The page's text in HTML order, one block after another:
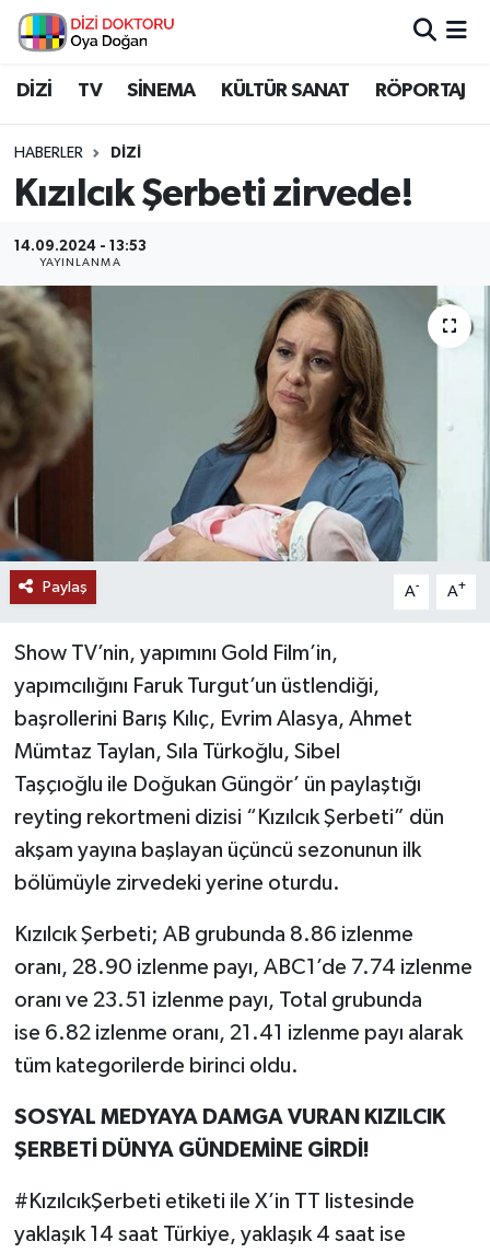
DİZİ TV SİNEMA KÜLTÜR SANAT RÖPORTAJ
HABERLER DİZİ
Kızılcık Şerbeti zirvede!
14.09.2024 - 13:53
YAYINLANMA
Paylaş A- A+
Show TV’nin, yapımını Gold Film’in,
yapımcılığını Faruk Turgut’un üstlendiği,
başrollerini Barış Kılıç, Evrim Alasya, Ahmet
Mümtaz Taylan, Sıla Türkoğlu, Sibel
Taşçıoğlu ile Doğukan Güngör’ ün paylaştığı
reyting rekortmeni dizisi “Kızılcık Şerbeti” dün
akşam yayına başlayan üçüncü sezonunun ilk
bölümüyle zirvedeki yerine oturdu.
Kızılcık Şerbeti; AB grubunda 8.86 izlenme
oranı, 28.90 izlenme payı, ABC1’de 7.74 izlenme
oranı ve 23.51 izlenme payı, Total grubunda
ise 6.82 izlenme oranı, 21.41 izlenme payı alarak
tüm kategorilerde birinci oldu.
SOSYAL MEDYAYA DAMGA VURAN KIZILCIK
ŞERBETİ DÜNYA GÜNDEMİNE GİRDİ!
#KızılcıkŞerbeti etiketi ile X’in TT listesinde
yaklaşık 14 saat Türkiye, yaklaşık 4 saat ise
İstanbul Nöbetçi Eczaneler
İstanbul Namaz Vakitleri
İstanbul Trafik Yoğunluk Haritası
Süper Lig Puan Durumu ve Fikstür
Tüm Manşetler
Son Dakika Haberleri